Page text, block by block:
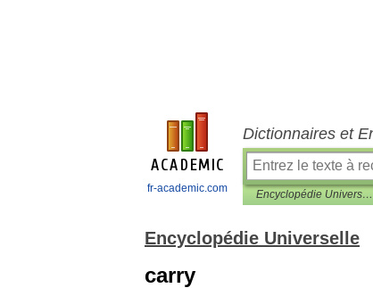
fr-academic.com
Dictionnaires et
Encyclopédie Universelle
Encyclopédie Universelle
carry